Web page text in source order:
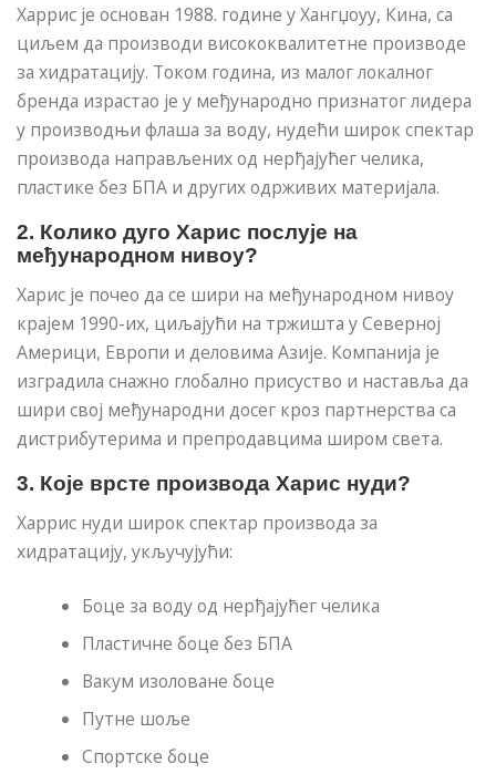
Харрис је основан 1988. године у Хангџоуу, Кина, са
циљем да производи висококвалитетне производе
за хидратацију. Током година, из малог локалног
бренда израстао је у међународно признатог лидера
у производњи флаша за воду, нудећи широк спектар
производа направљених од нерђајућег челика,
пластике без БПА и других одрживих материјала.
2. Колико дуго Харис послује на
међународном нивоу?
Харис је почео да се шири на међународном нивоу
крајем 1990-их, циљајући на тржишта у Северној
Америци, Европи и деловима Азије. Компанија је
изградила снажно глобално присуство и наставља да
шири свој међународни досег кроз партнерства са
дистрибутерима и препродавцима широм света.
3. Које врсте производа Харис нуди?
Харрис нуди широк спектар производа за
хидратацију, укључујући:
Боце за воду од нерђајућег челика
Пластичне боце без БПА
Вакум изоловане боце
Путне шоље
Спортске боце